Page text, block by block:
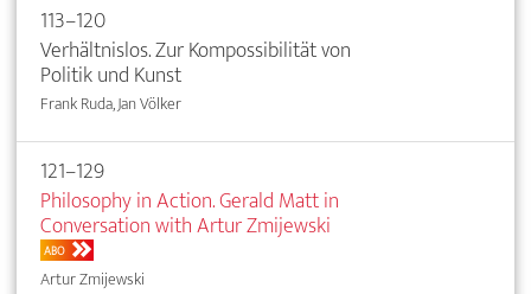
113–120
Verhältnislos. Zur Kompossibilität von
Politik und Kunst
Frank Ruda, Jan Völker
121–129
Philosophy in Action. Gerald Matt in
Conversation with Artur Zmijewski
ABO
Artur Zmijewski